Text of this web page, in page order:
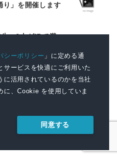
シーポリシー 」に定める通
サービスを快適にご利用いた
に活用されているのかを当社
に、Cookie を使用していま
同意する
り」を開催します
、2人がIBで満
ン電池などの小
スを新たに15カ